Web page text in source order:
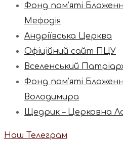
Фонд пам’яті
Мефодія
Андріївська Церква
Офіційний сайт ПЦУ
Вселенський
Фонд пам’яті
Володимира
Щедрик – Церковна
Наш Телеграм